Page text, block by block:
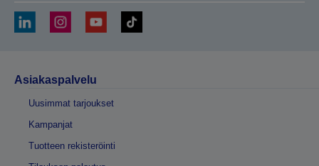
Asiakaspalvelu
Uusimmat tarjoukset
Kampanjat
Tuotteen rekisteröinti